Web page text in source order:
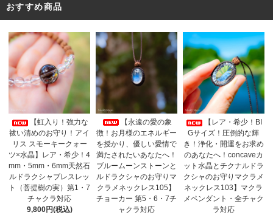
おすすめ商品
【虹入り！強力な
祓い清めのお守り！アイ
リス スモーキークォー
ツ×水晶】レア・希少！4
mm・5mm・6mm天然石
ルドラクシャブレスレッ
ト（菩提樹の実）第1・7
チャクラ対応
9,800円(税込)
【永遠の愛の象
徴！お月様のエネルギー
を授かり、優しい愛情で
満たされたいあなたへ！
ブルームーンストーンと
ルドラクシャのお守りマ
クラメネックレス105】
チョーカー 第5・6・7チ
ャクラ対応
【レア・希少！BI
Gサイズ！圧倒的な輝
き！浄化・開運をお求め
のあなたへ！concaveカ
ット水晶とチクナルドラ
クシャのお守りマクラメ
ネックレス103】マクラ
メペンダント・全チャク
ラ対応